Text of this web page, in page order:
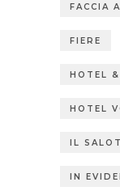
FACCIA
FIERE
HOTEL
HOTEL
IL
IN